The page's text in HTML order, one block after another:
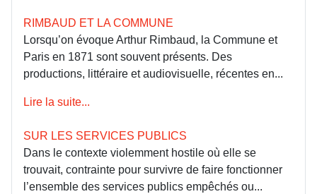
RIMBAUD ET LA COMMUNE
Lorsqu’on évoque Arthur Rimbaud, la Commune et
Paris en 1871 sont souvent présents. Des
productions, littéraire et audiovisuelle, récentes en...
Lire la suite...
SUR LES SERVICES PUBLICS
Dans le contexte violemment hostile où elle se
trouvait, contrainte pour survivre de faire fonctionner
l’ensemble des services publics empêchés ou...